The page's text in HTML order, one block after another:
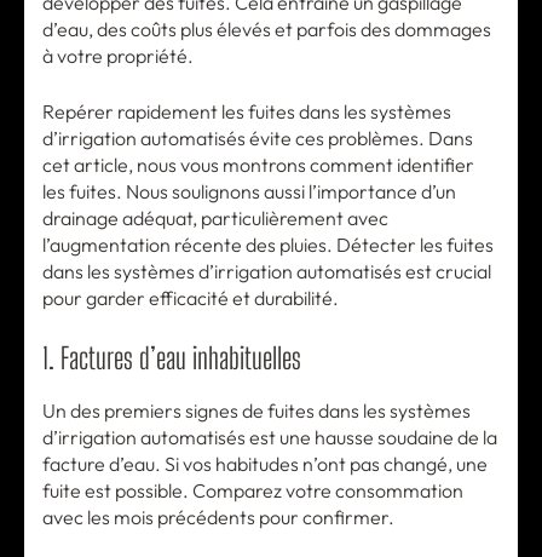
d’eau, des coûts plus élevés et parfois des dommages
à votre propriété.
Repérer rapidement les fuites dans les systèmes
d’irrigation automatisés évite ces problèmes. Dans
cet article, nous vous montrons comment identifier
les fuites. Nous soulignons aussi l’importance d’un
drainage adéquat, particulièrement avec
l’augmentation récente des pluies. Détecter les fuites
dans les systèmes d’irrigation automatisés est crucial
pour garder efficacité et durabilité.
1. Factures d’eau inhabituelles
Un des premiers signes de fuites dans les systèmes
d’irrigation automatisés est une hausse soudaine de la
facture d’eau. Si vos habitudes n’ont pas changé, une
fuite est possible. Comparez votre consommation
avec les mois précédents pour confirmer.